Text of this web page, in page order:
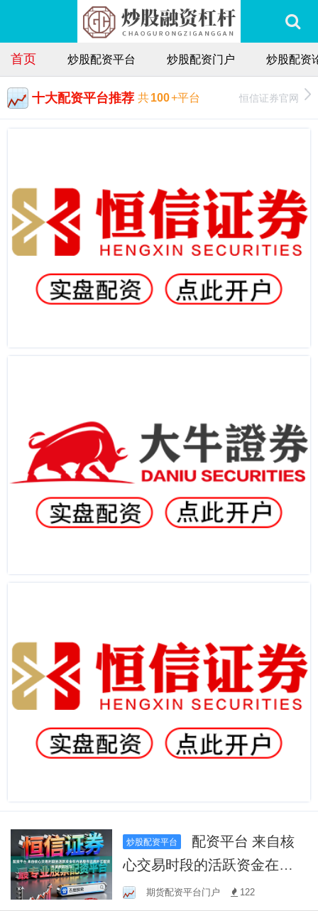
首页 炒股配资平台 炒股配资门户 炒股配资
十大配资平台推荐 共100+平台 恒信证券官网
炒股配资平台
心交易时段的活跃资金在内
地股市运用外汇配资手续费
期货配资平台门户 122